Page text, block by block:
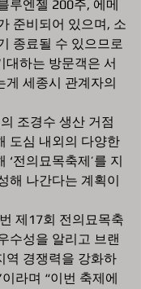
루엔젤 200주, 에메
준비되어 있으며, 소
종료될 수 있으므로
대하는 방문객은 서
게 세종시 관계자의
조경수 생산 거점
도심 내외의 다양한
‘전의묘목축제’를 지
해 나간다는 계획이
제17회 전의묘목축
수성을 알리고 브랜
역 경쟁력을 강화하
라며 “이번 축제에